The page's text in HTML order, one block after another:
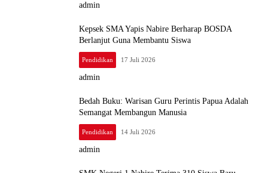
admin
Kepsek SMA Yapis Nabire Berharap BOSDA
Berlanjut Guna Membantu Siswa
Pendidikan 17 Juli 2026
admin
Bedah Buku: Warisan Guru Perintis Papua Adalah
Semangat Membangun Manusia
Pendidikan 14 Juli 2026
admin